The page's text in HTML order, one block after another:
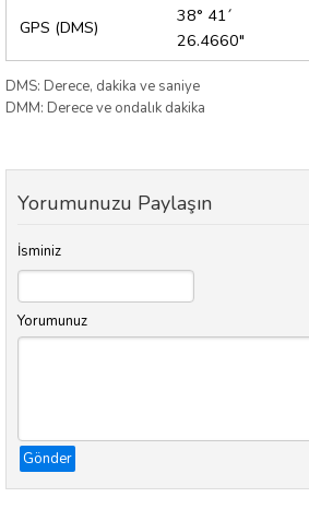
GPS (DMS)
38° 41´
26.4660"
DMS: Derece, dakika ve saniye
DMM: Derece ve ondalık dakika
Yorumunuzu Paylaşın
İsminiz
Yorumunuz
Gönder